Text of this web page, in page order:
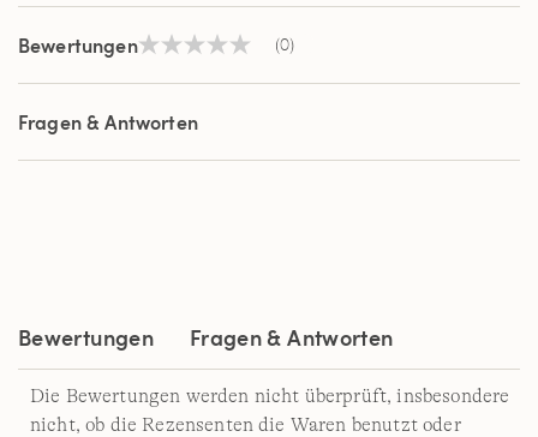
BewertungenKein
Link
derselben
(0)
Fragen & Antworten
Bewertungen Fragen & Antworten
Die Bewertungen werden nicht überprüft, insbesondere
nicht, ob die Rezensenten die Waren benutzt oder